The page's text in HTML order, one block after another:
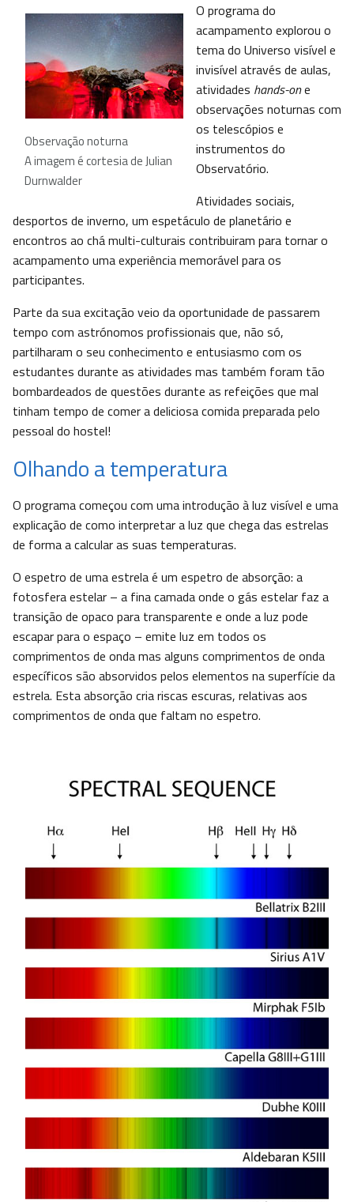
Observação noturna
A imagem é cortesia de Julian
Durnwalder
O programa do
acampamento explorou o
tema do Universo visível e
invisível através de aulas,
atividades hands-one
observações noturnas com
os telescópios e
instrumentos do
Observatório.
Atividades sociais,
desportos de inverno, um espetáculo de planetário e
encontros ao chá multi-culturais contribuiram para tornar o
acampamento uma experiência memorável para os
participantes.
Parte da sua excitação veio da oportunidade de passarem
tempo com astrónomos profissionais que, não só,
partilharam o seu conhecimento e entusiasmo com os
estudantes durante as atividades mas também foram tão
bombardeados de questões durante as refeições que mal
tinham tempo de comer a deliciosa comida preparada pelo
pessoal do hostel!
Olhando a temperatura
O programa começou com uma introdução à luz visível e uma
explicação de como interpretar a luz que chega das estrelas
de forma a calcular as suas temperaturas.
O espetro de uma estrela é um espetro de absorção: a
fotosfera estelar – a fina camada onde o gás estelar faz a
transição de opaco para transparente e onde a luz pode
escapar para o espaço – emite luz em todos os
comprimentos de onda mas alguns comprimentos de onda
específicos são absorvidos pelos elementos na superfície da
estrela. Esta absorção cria riscas escuras, relativas aos
comprimentos de onda que faltam no espetro.